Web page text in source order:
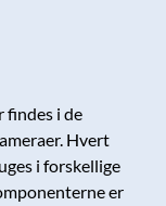
findes i de
Hvert
i forskellige
er